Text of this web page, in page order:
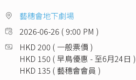
藝穗會地下劇場
2026-06-26 ( 9:00 PM )
HKD 200 ( 一般票價 )
HKD 150 ( 早鳥優惠 - 至6月24日 )
HKD 135 ( 藝穗會會員 )